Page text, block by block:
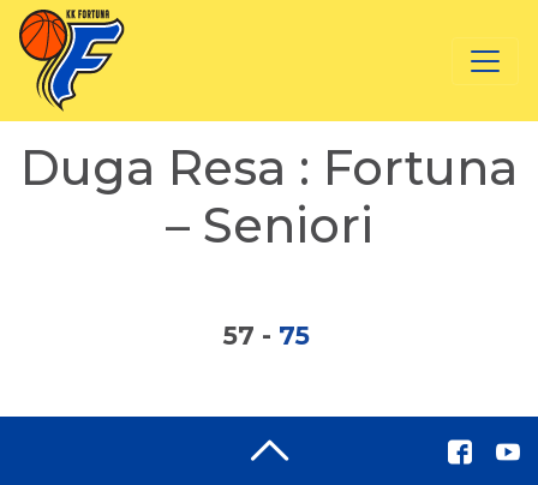
Duga Resa : Fortuna
– Seniori
57 - 75